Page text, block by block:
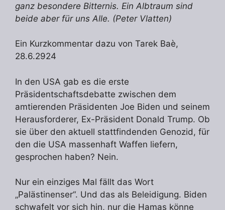
ganz besondere Bitternis. Ein Albtraum sind
beide aber für uns Alle. (Peter Vlatten)
Ein Kurzkommentar dazu von Tarek Baè,
28.6.2924
In den USA gab es die erste
Präsidentschaftsdebatte zwischen dem
amtierenden Präsidenten Joe Biden und seinem
Herausforderer, Ex-Präsident Donald Trump. Ob
sie über den aktuell stattfindenden Genozid, für
den die USA massenhaft Waffen liefern,
gesprochen haben? Nein.
Nur ein einziges Mal fällt das Wort
„Palästinenser“. Und das als Beleidigung. Biden
schwafelt vor sich hin, nur die Hamas könne